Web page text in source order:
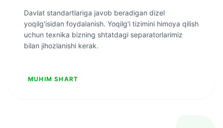
Davlat standartlariga javob beradigan dizel
yoqilg'isidan foydalanish. Yoqilg'i tizimini himoya qilish
uchun texnika bizning shtatdagi separatorlarimiz
bilan jihozlanishi kerak.
MUHIM SHART